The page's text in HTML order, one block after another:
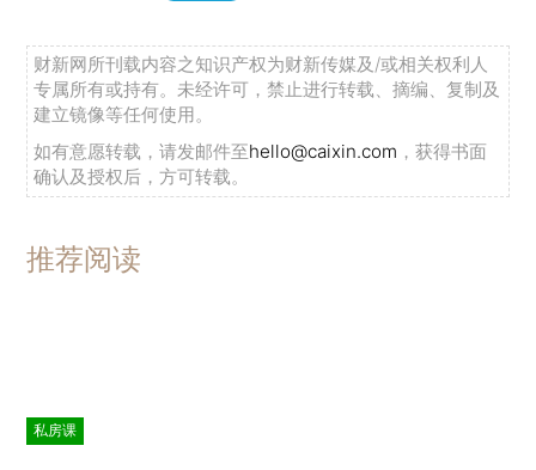
财新网所刊载内容之知识产权为财新传媒及/或相关权利人
专属所有或持有。未经许可，禁止进行转载、摘编、复制及
建立镜像等任何使用。
如有意愿转载，请发邮件至hello@caixin.com ，获得书面
确认及授权后，方可转载。
推荐阅读
私房课